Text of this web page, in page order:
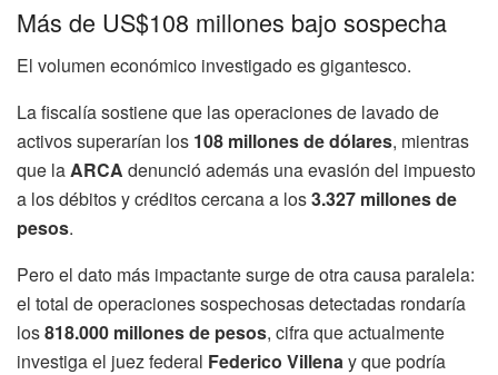
Más de US$108 millones bajo sospecha
El volumen económico investigado es gigantesco.
La fiscalía sostiene que las operaciones de lavado de
activos superarían los 108 millones de dólares, mientras
que laARCA denunció además una evasión del impuesto
a los débitos y créditos cercana a los3.327 millones de
pesos.
Pero el dato más impactante surge de otra causa paralela:
el total de operaciones sospechosas detectadas rondaría
los818.000 millones de pesos, cifra que actualmente
investiga el juez federal Federico Villenay que podría